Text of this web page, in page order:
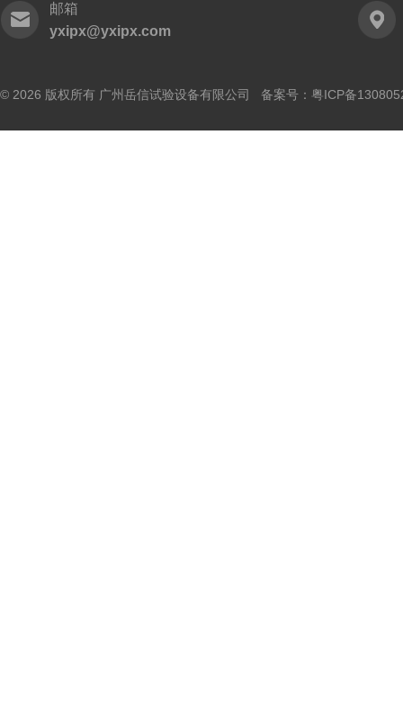
邮箱
yxipx@yxipx.com
© 2026 版权所有 广州岳信试验设备有限公司 备案号： 粤ICP备